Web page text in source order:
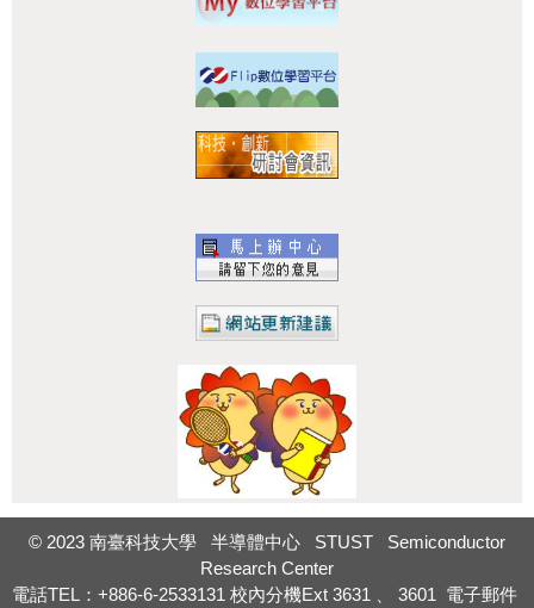
© 2023 南臺科技大學 半導體中心 STUST Semiconductor
Research Center
電話TEL：+886-6-2533131 校內分機Ext 3631 3601 電子郵件